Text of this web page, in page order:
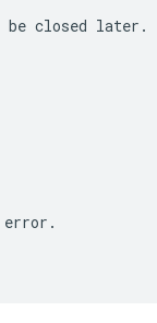
be closed later .
error .